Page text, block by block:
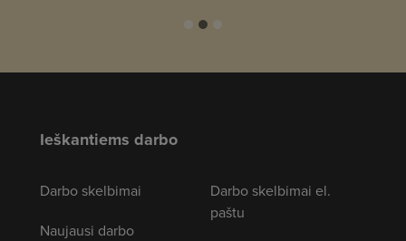
Ieškantiems darbo
Darbo skelbimai
Naujausi darbo
Darbo skelbimai el.
paštu